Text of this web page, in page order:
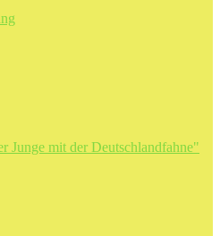
Junge mit der Deutschlandfahne"